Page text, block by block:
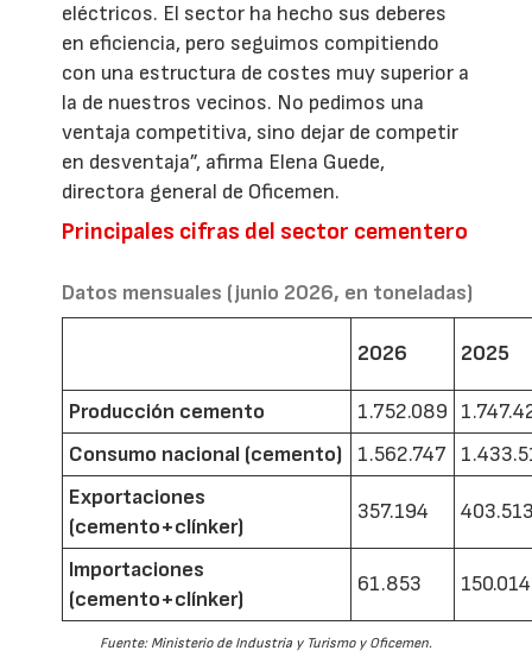
eléctricos. El sector ha hecho sus deberes
en eficiencia, pero seguimos compitiendo
con una estructura de costes muy superior a
la de nuestros vecinos. No pedimos una
ventaja competitiva, sino dejar de competir
en desventaja”, afirma Elena Guede,
directora general de Oficemen.
Principales cifras del sector cementero
Datos mensuales (junio 2026, en toneladas)
2026 2025
Producción cemento 1.752.089
Consumo nacional (cemento)
1.562.747
Exportaciones
(cemento+clínker)
357.194
Importaciones
(cemento+clínker)
61.853 150.014
Fuente: Ministerio de Industria y Turismo y Oficemen.